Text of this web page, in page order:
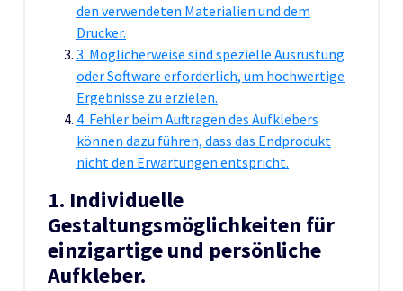
den verwendeten Materialien und dem
Drucker.
3. Möglicherweise sind spezielle Ausrüstung
oder Software erforderlich, um hochwertige
Ergebnisse zu erzielen.
4. Fehler beim Auftragen des Aufklebers
können dazu führen, dass das Endprodukt
nicht den Erwartungen entspricht.
1. Individuelle
Gestaltungsmöglichkeiten für
einzigartige und persönliche
Aufkleber.